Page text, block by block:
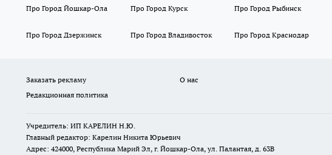
Про Город Йошкар-Ола
Про Город Курск Про Город Рыбинск
Про Город Дзержинск
Про Город Владивосток Про Город Краснодар
Заказать рекламу О нас
Редакционная политика
Учредитель: ИП КАРЕЛИН Н.Ю.
Главный редактор: Карелин Никита Юрьевич
Адрес: 424000, Республика Марий Эл, г. Йошкар-Ола, ул. Палантая, д. 63В